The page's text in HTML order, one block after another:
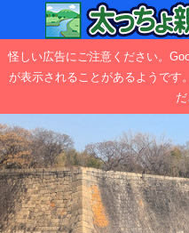
怪しい広告にご注意ください。
が表示されることがあるようです
だ